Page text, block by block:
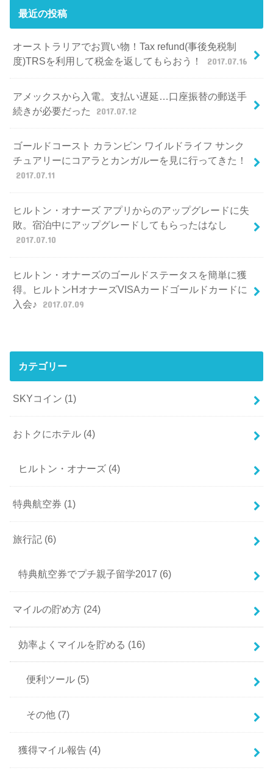
最近の投稿
オーストラリアでお買い物！Tax refund(事後免税制
度)TRSを利用して税金を返してもらおう！
2017.07.16
アメックスから入電。支払い遅延…口座振替の郵送手
続きが必要だった
2017.07.12
ゴールドコースト カランビン ワイルドライフ サンク
チュアリーにコアラとカンガルーを見に行ってきた！
2017.07.11
ヒルトン・オナーズ アプリからのアップグレードに失
敗。宿泊中にアップグレードしてもらったはなし
2017.07.10
ヒルトン・オナーズのゴールドステータスを簡単に獲
得。ヒルトンHオナーズVISAカードゴールドカードに
入会♪
2017.07.09
カテゴリー
SKYコイン (1)
おトクにホテル (4)
ヒルトン・オナーズ (4)
特典航空券 (1)
旅行記 (6)
特典航空券でプチ親子留学2017 (6)
マイルの貯め方 (24)
効率よくマイルを貯める (16)
便利ツール (5)
その他 (7)
獲得マイル報告 (4)